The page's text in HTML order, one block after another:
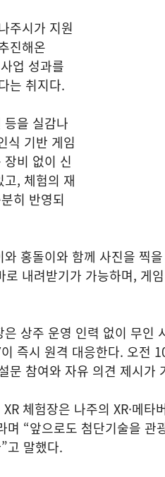
주시가 지원
진해온
업 성과를
는 취지다.
을 실감나
식 기반 게임
비 없이 신
, 체험의 재
히 반영되
홍돌이와 함께 사진을 찍
내려받기가 가능하며, 게
상주 운영 인력 없이 무인
즉시 원격 대응한다. 오전
문 참여와 자유 의견 제시가
체험장은 나주의 XR·메타
며 “앞으로도 첨단기술을 관
고 말했다.